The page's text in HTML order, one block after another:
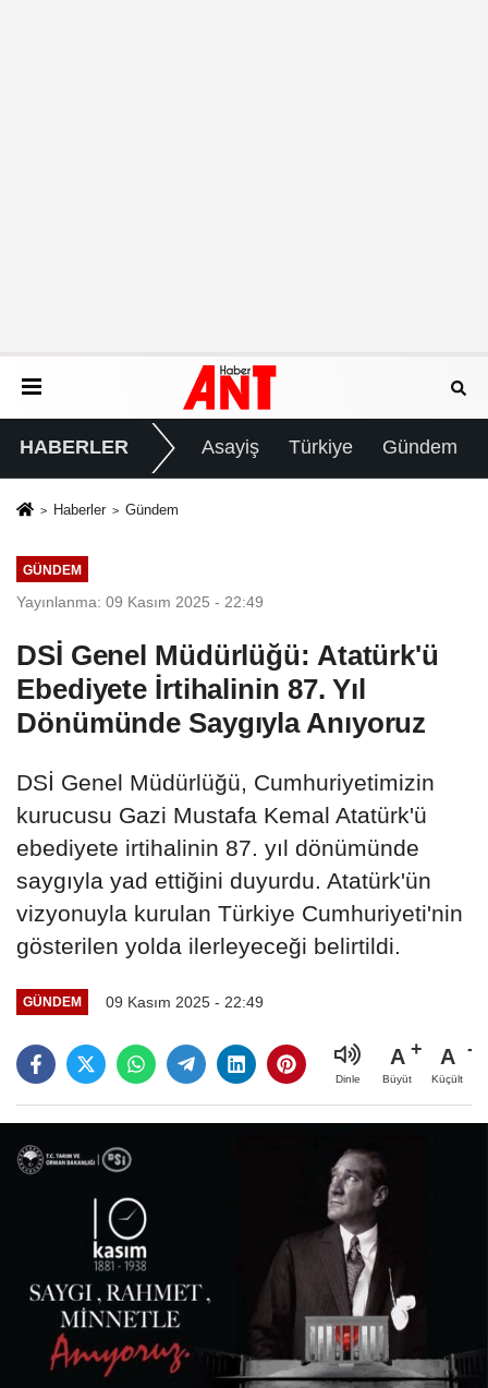
HABERLER Asayiş Türkiye Gündem
Haberler Gündem
GÜNDEM
Yayınlanma: 09 Kasım 2025 - 22:49
DSİ Genel Müdürlüğü: Atatürk'ü
Ebediyete İrtihalinin 87. Yıl
Dönümünde Saygıyla Anıyoruz
DSİ Genel Müdürlüğü, Cumhuriyetimizin
kurucusu Gazi Mustafa Kemal Atatürk'ü
ebediyete irtihalinin 87. yıl dönümünde
saygıyla yad ettiğini duyurdu. Atatürk'ün
vizyonuyla kurulan Türkiye Cumhuriyeti'nin
gösterilen yolda ilerleyeceği belirtildi.
GÜNDEM 09 Kasım 2025 - 22:49
Dinle
A
Büyüt
A
Küçült